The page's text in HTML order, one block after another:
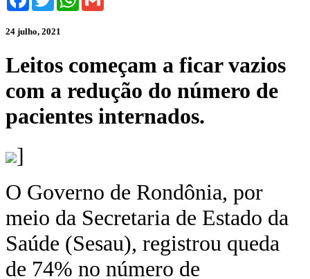
24 julho, 2021
Leitos começam a ficar vazios
com a redução do número de
pacientes internados.
]
O Governo de Rondônia, por
meio da Secretaria de Estado da
Saúde (Sesau), registrou queda
de 74% no número de